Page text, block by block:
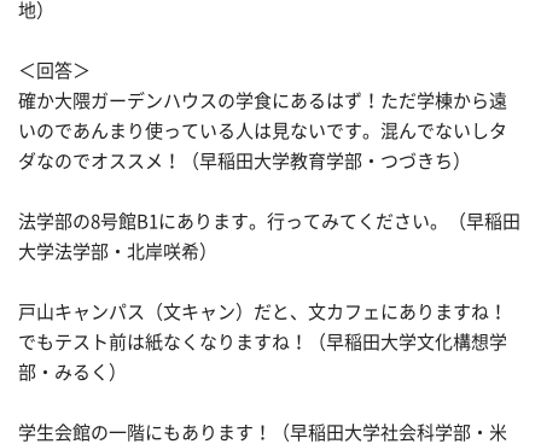
地）
＜回答＞
確か大隈ガーデンハウスの学食にあるはず！ただ学棟から遠
いのであんまり使っている人は見ないです。混んでないしタ
ダなのでオススメ！（早稲田大学教育学部・つづきち）
法学部の8号館B1にあります。行ってみてください。（早稲田
大学法学部・北岸咲希）
戸山キャンパス（文キャン）だと、文カフェにありますね！
でもテスト前は紙なくなりますね！（早稲田大学文化構想学
部・みるく）
学生会館の一階にもあります！（早稲田大学社会科学部・米